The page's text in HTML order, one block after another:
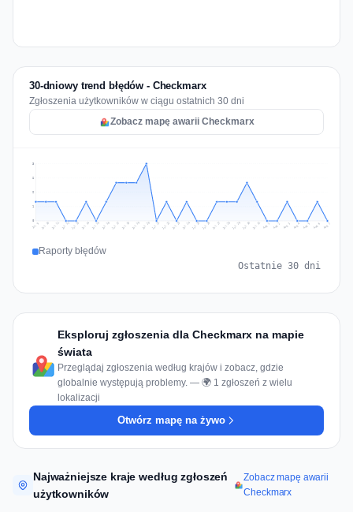
30-dniowy trend błędów - Checkmarx
Zgłoszenia użytkowników w ciągu ostatnich 30 dni
Zobacz mapę awarii Checkmarx
1
2
2
3
Jul 9 Jul 10 Jul 11 Jul 12 Jul 13 Jul 14 Jul 15 Jul 16 Jul 17 Jul 18 Jul 19 Jul 20 Jul 21 Jul 22 Jul 23 Jul 24 Jul 25 Jul 26 Jul 27 Jul 28 Jul 29 Jul 30 Jul 31 Aug 1 Aug 2 Aug 3 Aug 4 Aug 5 Aug 6 Aug 7
Raporty błędów
Ostatnie 30 dni
Eksploruj zgłoszenia dla Checkmarx na mapie
świata
Przeglądaj zgłoszenia według krajów i zobacz, gdzie
globalnie występują problemy. — 🌍 1 zgłoszeń z wielu
lokalizacji
Otwórz mapę na żywo
Najważniejsze kraje według zgłoszeń
użytkowników
Zobacz mapę awarii
Checkmarx